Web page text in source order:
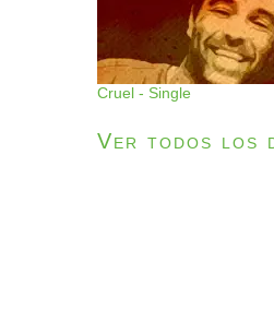
Cruel - Single
Ver todos los